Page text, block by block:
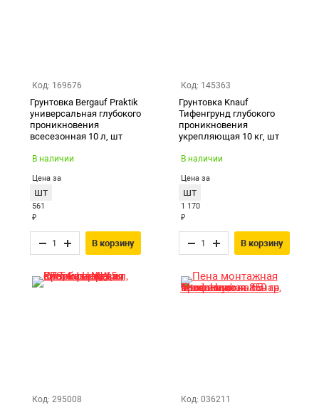
Код: 169676
Грунтовка Bergauf Praktik
универсальная глубокого
проникновения
всесезонная 10 л, шт
В наличии
Цена за
шт
561
₽
В корзину
Код: 145363
Грунтовка Knauf
Тифенгрунд глубокого
проникновения
укрепляющая 10 кг, шт
В наличии
Цена за
шт
1 170
₽
В корзину
Код: 295008 Код: 036211